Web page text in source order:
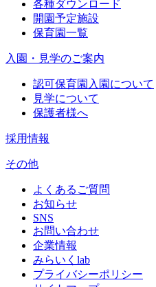
各種ダウンロード
開園予定施設
保育園一覧
入園・見学のご案内
認可保育園入園について
見学について
保護者様へ
採用情報
その他
よくあるご質問
お知らせ
SNS
お問い合わせ
企業情報
みらいくlab
プライバシーポリシー